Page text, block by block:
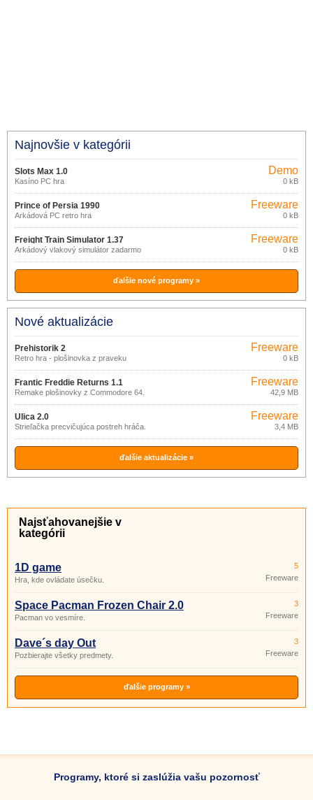
Najnovšie v kategórii
Slots Max 1.0
Kasíno PC hra
Demo
0 kB
Prince of Persia 1990
Arkádová PC retro hra
Freeware
0 kB
Freight Train Simulator 1.37
Arkádový vlakový simulátor zadarmo
Freeware
0 kB
ďalšie nové programy »
Nové aktualizácie
Prehistorik 2
Retro hra - plošinovka z praveku
Freeware
0 kB
Frantic Freddie Returns 1.1
Remake plošinovky z Commodore 64.
Freeware
42,9 MB
Ulica 2.0
Strieľačka precvičujúca postreh hráča.
Freeware
3,4 MB
ďalšie aktualizácie »
Najsťahovanejšie v
kategórii
1D game
Hra, kde ovládate úsečku.
5
Freeware
Space Pacman Frozen Chair 2.0
Pacman vo vesmíre.
3
Freeware
Dave´s day Out
Pozbierajte všetky predmety.
3
Freeware
ďalšie programy »
Programy, ktoré si zaslúžia vašu pozornosť